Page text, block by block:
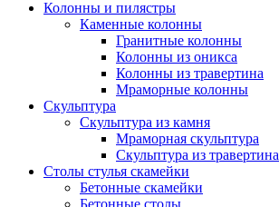
Колонны и пилястры
Каменные колонны
Гранитные колонны
Колонны из оникса
Колонны из травертина
Мраморные колонны
Скульптура
Скульптура из камня
Мраморная скульптура
Скульптура из травертина
Столы стулья скамейки
Бетонные скамейки
Бетонные столы